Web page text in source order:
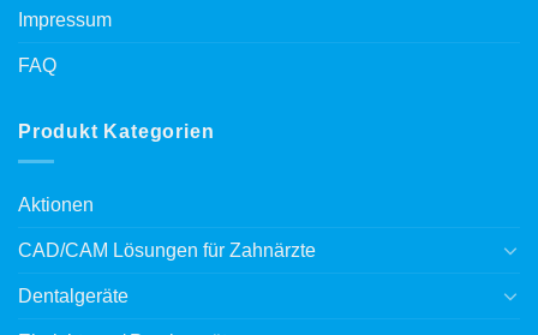
Impressum
FAQ
Produkt Kategorien
Aktionen
CAD/CAM Lösungen für Zahnärzte
Dentalgeräte